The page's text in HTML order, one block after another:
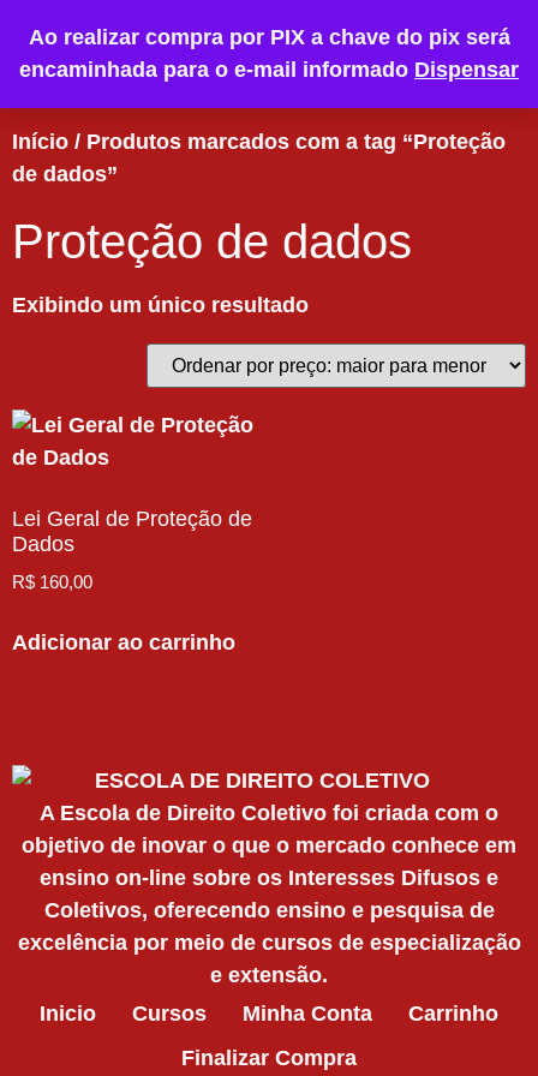
Ao realizar compra por PIX a chave do pix será
encaminhada para o e-mail informado Dispensar
Início / Produtos marcados com a tag “Proteção
de dados”
Proteção de dados
Exibindo um único resultado
Lei Geral de Proteção de
Dados
R$ 160,00
Adicionar ao carrinho
A Escola de Direito Coletivo foi criada com o
objetivo de inovar o que o mercado conhece em
ensino on-line sobre os Interesses Difusos e
Coletivos, oferecendo ensino e pesquisa de
excelência por meio de cursos de especialização
e extensão.
Inicio
Cursos Minha Conta
Carrinho
Finalizar Compra